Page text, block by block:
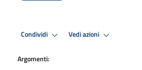
Condividi Vedi azioni
Argomenti: